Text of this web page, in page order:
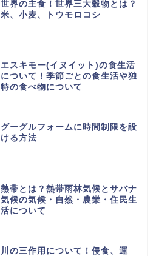
世界の主食！世界三大穀物とは？
米、小麦、トウモロコシ
エスキモー(イヌイット)の食生活
について！季節ごとの食生活や独
特の食べ物について
グーグルフォームに時間制限を設
ける方法
熱帯とは？熱帯雨林気候とサバナ
気候の気候・自然・農業・住民生
活について
川の三作用について！侵食、運